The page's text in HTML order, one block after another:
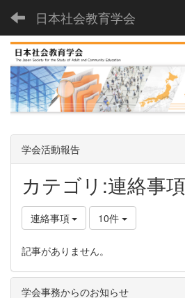
日本社会教育学会
学会活動報告
カテゴリ:連絡事項
連絡事項 10件
記事がありません。
学会事務からのお知らせ